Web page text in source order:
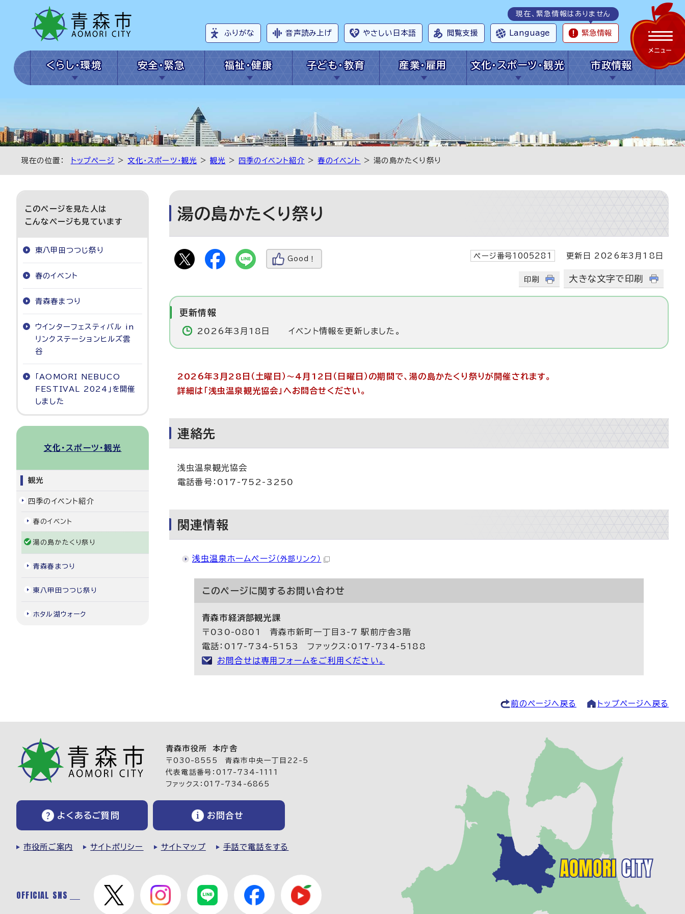
現在、緊急情報はありません
ふりがな 音声読み上げ やさしい日本語 閲覧支援 Language 緊急情報
メニュー
くらし・環境 安全・緊急 福祉・健康 子ども・教育 産業・雇用 文化・スポーツ・観光 市政情報
現在の位置： トップページ >文化・スポーツ・観光 >観光 > 四季のイベント紹介 >春のイベント > 湯の島かたくり祭り
湯の島かたくり祭り
Good！ ページ番号1005281 更新日 2026年3月18日
印刷 大きな文字で印刷
更新情報
2026年3月18日 イベント情報を更新しました。
2026年3月28日（土曜日）～4月12日（日曜日）の期間で、湯の島かたくり祭りが開催されます。
詳細は「浅虫温泉観光協会」へお問合せください。
連絡先
浅虫温泉観光協会
電話番号：017-752-3250
関連情報
浅虫温泉ホームページ （外部リンク）
このページに関する お問い合わせ
青森市経済部観光課
〒030-0801 青森市新町一丁目3-7 駅前庁舎3階
電話：017-734-5153 ファックス：017-734-5188
お問合せは専用フォームをご利用ください。
このページを見た人は
こんなページも見ています
東八甲田つつじ祭り
春のイベント
青森春まつり
ウインターフェスティバル in
リンクステーションヒルズ雲
谷
「AOMORI NEBUCO
FESTIVAL 2024」を開催
しました
文化・スポーツ・観光
観光
四季のイベント紹介
春のイベント
湯の島かたくり祭り
青森春まつり
東八甲田つつじ祭り
ホタル湖ウォーク
前のページへ戻る トップページへ戻る
青森市役所 本庁舎
〒030-8555 青森市中央一丁目22-5
代表電話番号：017-734-1111
ファックス：017-734-6865
よくあるご質問 お問合せ
市役所ご案内 サイトポリシー サイトマップ 手話で電話をする
OFFICIAL SNS